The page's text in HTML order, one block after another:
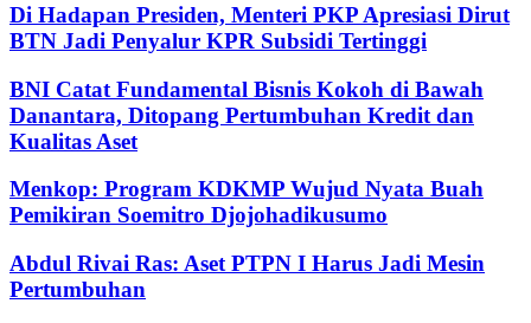
Di Hadapan Presiden, Menteri PKP Apresiasi Dirut
BTN Jadi Penyalur KPR Subsidi Tertinggi
BNI Catat Fundamental Bisnis Kokoh di Bawah
Danantara, Ditopang Pertumbuhan Kredit dan
Kualitas Aset
Menkop: Program KDKMP Wujud Nyata Buah
Pemikiran Soemitro Djojohadikusumo
Abdul Rivai Ras: Aset PTPN I Harus Jadi Mesin
Pertumbuhan